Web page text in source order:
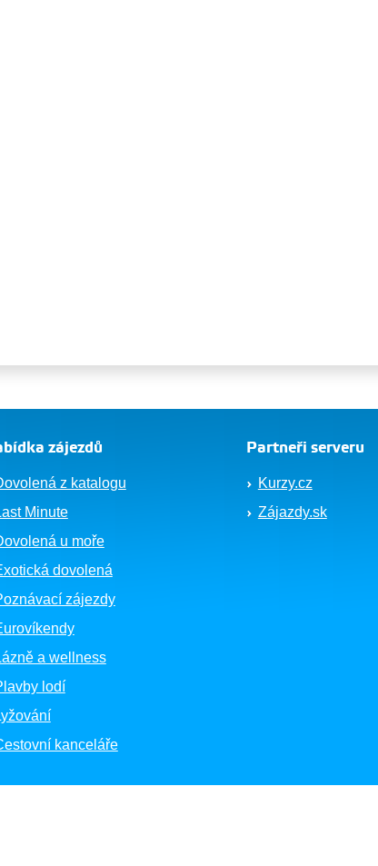
zájezdů
z katalogu
Minute
u moře
dovolená
zájezdy
a wellness
lodí
kanceláře
Partneři serveru
Kurzy.cz
Zájazdy.sk